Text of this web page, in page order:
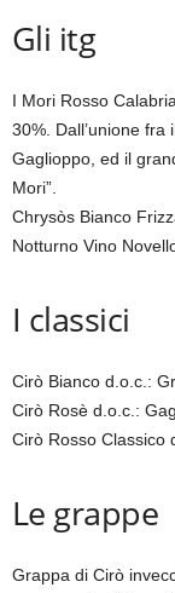
Gli itg
I Mori Rosso
30%. Dall’unione
Gaglioppo, ed il
Mori”.
Chrysòs Bianco
Notturno Vino
I classici
Cirò Bianco d.o.c.:
Cirò Rosè d.o.c.:
Cirò Rosso Classico
Le grappe
Grappa di Cirò